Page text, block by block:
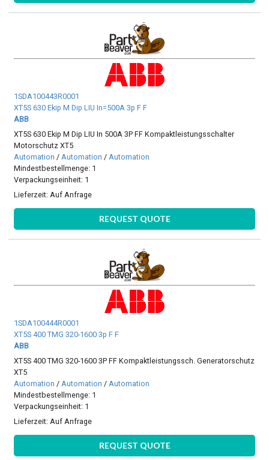
1SDA100443R0001
XT5S 630 Ekip M Dip LIU In=500A 3p F F
ABB
XT5S 630 Ekip M Dip LIU In 500A 3P FF Kompaktleistungsschalter
Motorschutz XT5
Automation / Automation / Automation
Mindestbestellmenge: 1
Verpackungseinheit: 1
Lieferzeit:Auf Anfrage
REQUEST QUOTE
1SDA100444R0001
XT5S 400 TMG 320-1600 3p F F
ABB
XT5S 400 TMG 320-1600 3P FF Kompaktleistungssch. Generatorschutz
XT5
Automation / Automation / Automation
Mindestbestellmenge: 1
Verpackungseinheit: 1
Lieferzeit:Auf Anfrage
REQUEST QUOTE